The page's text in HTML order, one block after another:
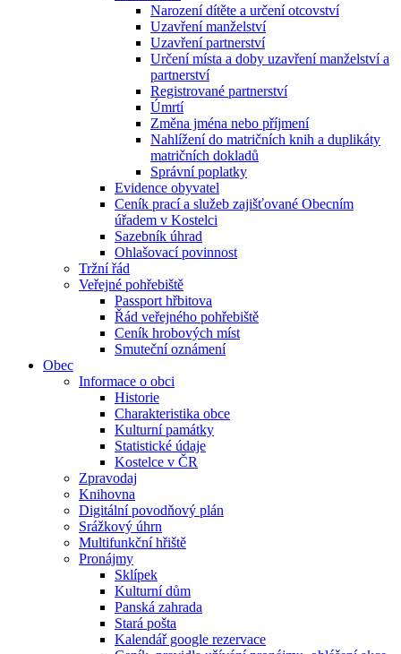
Narození dítěte a určení otcovství
Uzavření manželství
Uzavření partnerství
Určení místa a doby uzavření manželství a
partnerství
Registrované partnerství
Úmrtí
Změna jména nebo příjmení
Nahlížení do matričních knih a duplikáty
matričních dokladů
Správní poplatky
Evidence obyvatel
Ceník prací a služeb zajišťované Obecním
úřadem v Kostelci
Sazebník úhrad
Ohlašovací povinnost
Tržní řád
Veřejné pohřebiště
Passport hřbitova
Řád veřejného pohřebiště
Ceník hrobových míst
Smuteční oznámení
Obec
Informace o obci
Historie
Charakteristika obce
Kulturní památky
Statistické údaje
Kostelce v ČR
Zpravodaj
Knihovna
Digitální povodňový plán
Srážkový úhrn
Multifunkční hřiště
Pronájmy
Sklípek
Kulturní dům
Panská zahrada
Stará pošta
Kalendář google rezervace